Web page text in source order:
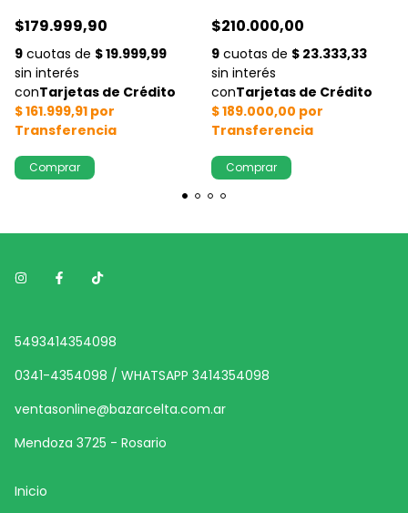
$179.999,90 $210.000,00
5493414354098
0341-4354098 / WHATSAPP 3414354098
ventasonline@bazarcelta.com.ar
Mendoza 3725 - Rosario
Inicio